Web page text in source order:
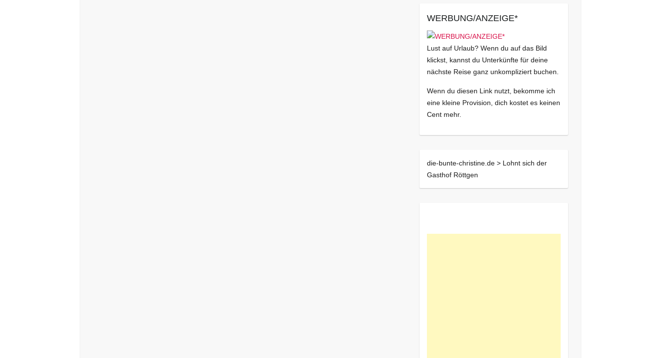
WERBUNG/ANZEIGE*
Lust auf Urlaub? Wenn du auf das Bild
klickst, kannst du Unterkünfte für deine
nächste Reise ganz unkompliziert buchen.
Wenn du diesen Link nutzt, bekomme ich
eine kleine Provision, dich kostet es keinen
Cent mehr.
die-bunte-christine.de > Lohnt sich der
Gasthof Röttgen